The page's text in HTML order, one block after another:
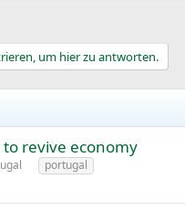
um hier zu antworten.
revive economy
portugal